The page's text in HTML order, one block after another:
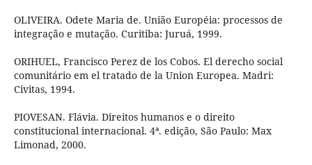
OLIVEIRA. Odete Maria de. União Européia: processos de
integração e mutação. Curitiba: Juruá, 1999.
ORIHUEL, Francisco Perez de los Cobos. El derecho social
comunitário em el tratado de la Union Europea. Madri:
Civitas, 1994.
PIOVESAN. Flávia. Direitos humanos e o direito
constitucional internacional. 4ª. edição, São Paulo: Max
Limonad, 2000.